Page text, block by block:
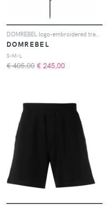
DOMREBEL
S-M-L
€ 405,00 € 245,00